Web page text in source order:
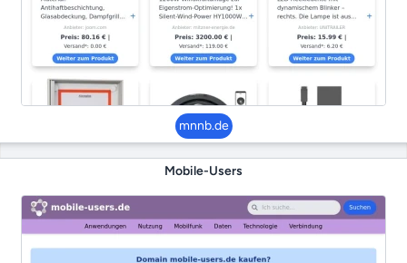
mnnb.de
Mobile-Users